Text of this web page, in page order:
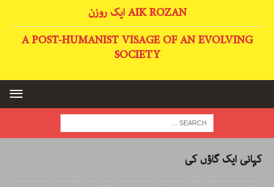
AIK ROZAN ایک روزن
A POST-HUMANIST VISAGE OF AN EVOLVING
SOCIETY
کہانی ایک گاؤں کی